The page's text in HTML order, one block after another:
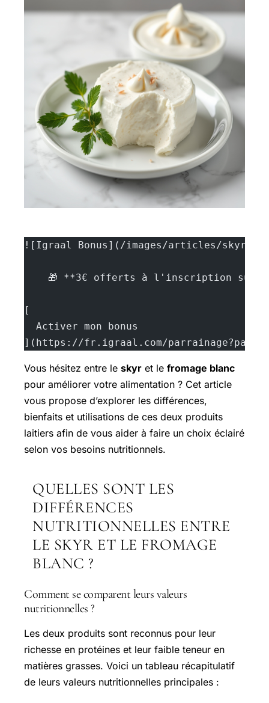
![Igraal Bonus](/images/articles/skyr-
🎁 **3€ offerts à l'inscription sur
[
  Activer mon bonus
](https://fr.igraal.com/
Vous hésitez entre le skyr et le fromage blanc
pour améliorer votre alimentation ? Cet article
vous propose d’explorer les différences,
bienfaits et utilisations de ces deux produits
laitiers afin de vous aider à faire un choix éclairé
selon vos besoins nutritionnels.
QUELLES SONT LES
DIFFÉRENCES
NUTRITIONNELLES ENTRE
LE SKYR ET LE FROMAGE
BLANC ?
Comment se comparent leurs valeurs
nutritionnelles ?
Les deux produits sont reconnus pour leur
richesse en protéines et leur faible teneur en
matières grasses. Voici un tableau récapitulatif
de leurs valeurs nutritionnelles principales :